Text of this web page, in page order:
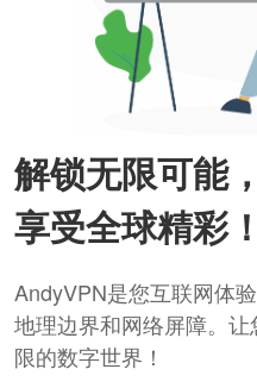
解锁无限可能，
享受全球精彩！
AndyVPN是您互联网体
地理边界和网络屏障。
限的数字世界！